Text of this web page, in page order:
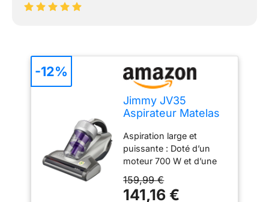
Jimmy JV35
Aspirateur Matelas
avec Stérilisation
UV-C, Chauffage à
60℃, Système de
Filtration Dual-
Cyclonic, Aspirateur
Aspiration large et
puissante : Doté d’un
moteur 700 W et d’une
245 mm, le JIMMY JV35
couvre plus de surface
159,99 €
141,16 €
-12%